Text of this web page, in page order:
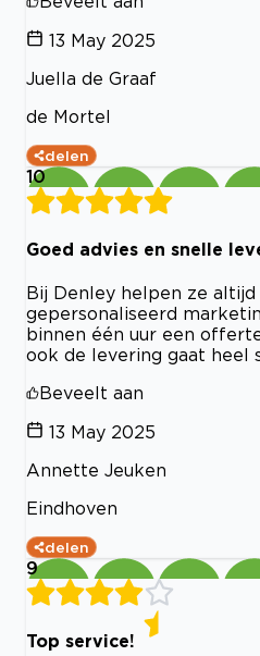
13 May 2025
Juella de Graaf
de Mortel
delen
10
Goed advies en snelle
Bij Denley helpen ze
gepersonaliseerd
binnen één uur een
ook de levering gaat heel
Beveelt aan
13 May 2025
Annette Jeuken
Eindhoven
delen
9
Top service!